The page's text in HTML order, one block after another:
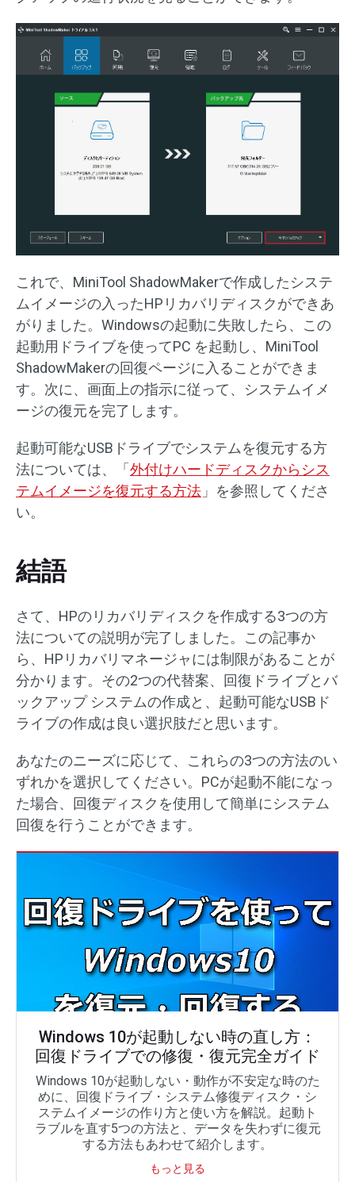
これで、MiniTool ShadowMakerで作成したシステ
ムイメージの入ったHPリカバリディスクができあ
がりました。Windowsの起動に失敗したら、この
起動用ドライブを使ってPC を起動し、MiniTool
ShadowMakerの回復ページに入ることができま
す。次に、画面上の指示に従って、システムイメ
ージの復元を完了します。
起動可能なUSBドライブでシステムを復元する方
法については、「 外付けハードディスクからシス
テムイメージを復元する方法 」を参照してくださ
い。
結語
さて、HPのリカバリディスクを作成する3つの方
法についての説明が完了しました。この記事か
ら、HPリカバリマネージャには制限があることが
分かります。その2つの代替案、回復ドライブとバ
ックアップ システムの作成と、起動可能なUSBド
ライブの作成は良い選択肢だと思います。
あなたのニーズに応じて、これらの3つの方法のい
ずれかを選択してください。PCが起動不能になっ
た場合、回復ディスクを使用して簡単にシステム
回復を行うことができます。
Windows 10が起動しない時の直し方：
回復ドライブでの修復・復元完全ガイド
Windows 10が起動しない・動作が不安定な時のた
めに、回復ドライブ・システム修復ディスク・シ
ステムイメージの作り方と使い方を解説。起動ト
ラブルを直す5つの方法と、データを失わずに復元
する方法もあわせて紹介します。
もっと見る